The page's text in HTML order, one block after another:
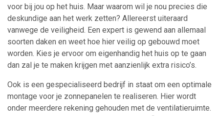
voor bij jou op het huis. Maar waarom wil je nou precies die
deskundige aan het werk zetten? Allereerst uiteraard
vanwege de veiligheid. Een expert is gewend aan allemaal
soorten daken en weet hoe hier veilig op gebouwd moet
worden. Kies je ervoor om eigenhandig het huis op te gaan
dan zal je te maken krijgen met aanzienlijk extra risico’s.
Ook is een gespecialiseerd bedrijf in staat om een optimale
montage voor je zonnepanelen te realiseren. Hier wordt
onder meerdere rekening gehouden met de ventilatieruimte.